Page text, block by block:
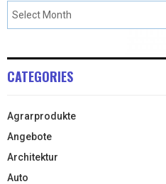
CATEGORIES
Agrarprodukte
Angebote
Architektur
Auto